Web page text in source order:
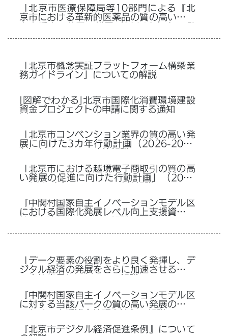
「北京市医療保障局等10部門による『北
京市における革新的医薬品の質の高い発展
行に関する通知」についての解説
「北京市概念実証プラットフォーム構築業
務ガイドライン」についての解説
[図解でわかる]北京市国際化消費環境建設
資金プロジェクトの申請に関する通知
「北京市コンベンション業界の質の高い発
展に向けた3カ年行動計画（2026-2028
年）」についての政策解説
「北京市における越境電子商取引の質の高
い発展の促進に向けた行動計画」（2025
—2027年）についての政策解説
『中関村国家自主イノベーションモデル区
における国際化発展レベル向上支援資金の
管理弁法』についての解説
「データ要素の役割をより良く発揮し、デ
ジタル経済の発展をさらに加速させるため
『中関村国家自主イノベーションモデル区
に対する当該パークの質の高い発展の促進
のための支援資金管理弁法』の解説
『北京市デジタル経済促進条例』について